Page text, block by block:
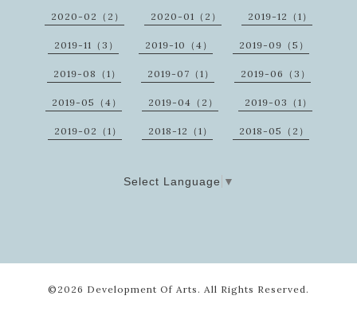
2020-02（2） 2020-01（2） 2019-12（1）
2019-11（3） 2019-10（4） 2019-09（5）
2019-08（1） 2019-07（1） 2019-06（3）
2019-05（4） 2019-04（2） 2019-03（1）
2019-02（1） 2018-12（1） 2018-05（2）
Select Language ▼
©2026 Development Of Arts . All Rights Reserved.